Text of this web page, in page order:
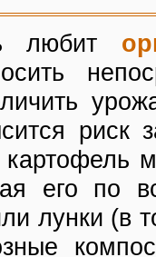
любит о
риск
его по
лунки (в